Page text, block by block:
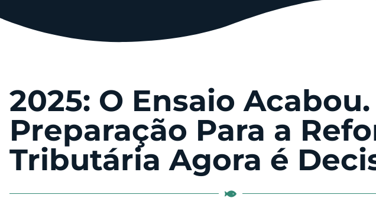
2025: O Ensaio
Preparação Para a
Tributária Agora é